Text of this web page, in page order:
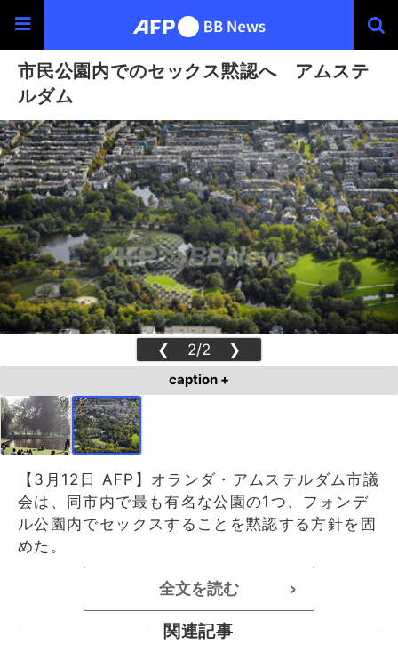
市民公園内でのセックス黙認へ アムステ
ルダム
❮ 2/2 ❯
caption +
【3月12日 AFP】オランダ・アムステルダム市議
会は、同市内で最も有名な公園の1つ、フォンデ
ル公園内でセックスすることを黙認する方針を固
めた。
全文を読む >
関連記事